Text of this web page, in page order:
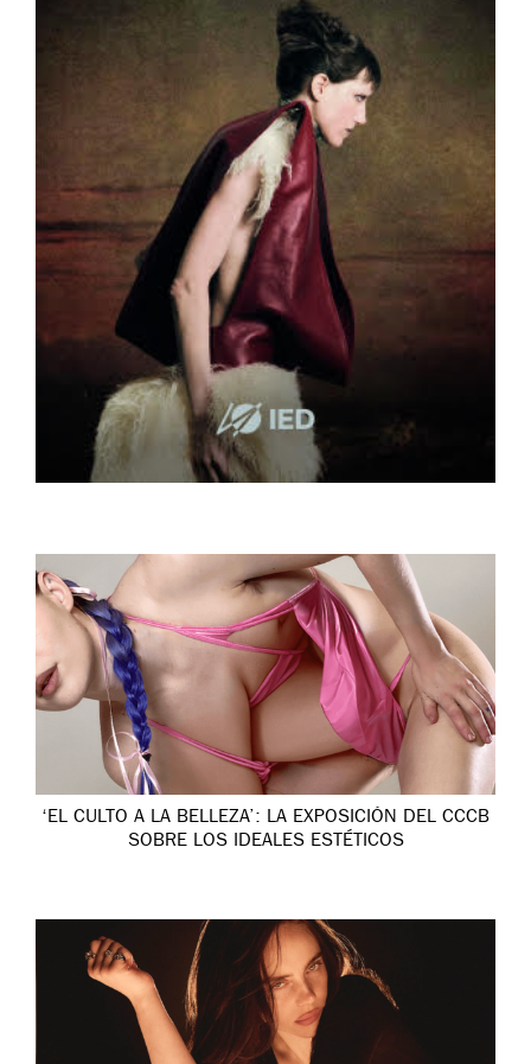
‘EL CULTO A LA BELLEZA’: LA EXPOSICIÓN DEL CCCB
SOBRE LOS IDEALES ESTÉTICOS